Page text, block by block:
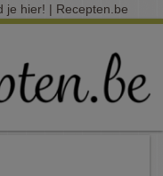
je hier! | Recepten.be